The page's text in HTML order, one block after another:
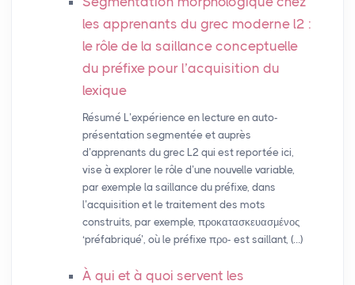
les apprenants du grec moderne l2 :
le rôle de la saillance conceptuelle
du préfixe pour l’acquisition du
lexique
Résumé L’expérience en lecture en auto-
présentation segmentée et auprès
d’apprenants du grec L2 qui est reportée ici,
vise à explorer le rôle d’une nouvelle variable,
par exemple la saillance du préfixe, dans
l’acquisition et le traitement des mots
construits, par exemple, προκατασκευασμένος
‘préfabriqué’, où le préfixe προ- est saillant, (…)
À qui et à quoi servent les